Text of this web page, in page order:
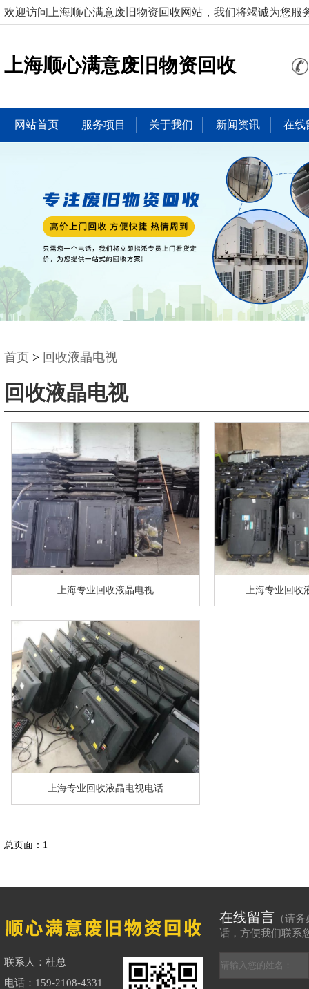
欢迎访问上海顺心满意废旧物资回收网站，我们将竭诚为您服
上海顺心满意废旧物资回收
网站首页 服务项目 关于我们 新闻资讯 在线
首页 > 回收液晶电视
回收液晶电视
上海专业回收液晶电视 上海专业回收
上海专业回收液晶电视电话
总页面：1
联系人：杜总
电话：159-2108-4331
在线留言 （请
话，方便我们联系